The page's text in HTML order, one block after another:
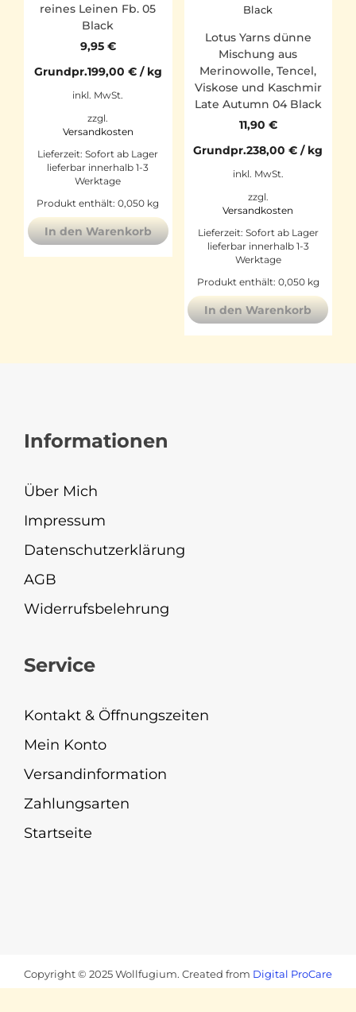
reines Leinen Fb. 05
Black
9,95 €
Grundpr.199,00 €/ kg
inkl. MwSt.
zzgl.
Versandkosten
Lieferzeit:Sofort ab Lager
lieferbar innerhalb 1-3
Werktage
Produkt enthält: 0,050 kg
In den Warenkorb
Lotus Yarns dünne
Mischung aus
Merinowolle, Tencel,
Viskose und Kaschmir
Late Autumn 04 Black
11,90 €
Grundpr.238,00€ / kg
inkl. MwSt.
zzgl.
Versandkosten
Lieferzeit: Sofort ab Lager
lieferbar innerhalb 1-3
Werktage
Produkt enthält: 0,050 kg
In den Warenkorb
Informationen
Über Mich
Impressum
Datenschutzerklärung
AGB
Widerrufsbelehrung
Service
Kontakt & Öffnungszeiten
Mein Konto
Versandinformation
Zahlungsarten
Startseite
Copyright © 2025 Wollfugium. Created from Digital ProCare